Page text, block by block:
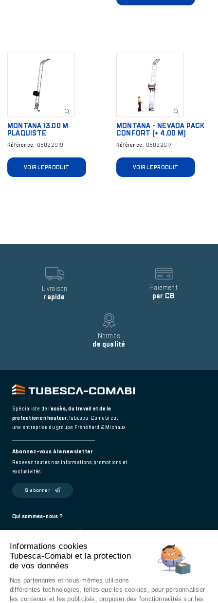
MONTANA 13.00 M
PLAQUISTE
Référence 05022919
VOIR LE PRODUIT
MONTANA - NEVADA PACK
CONFORT (+ 4,00 M)
Référence 05022917
VOIR LE PRODUIT
Livraison
rapide
Paiement
par CB
Normes
de qualité
Spécialiste de l’accès, du travail et de la
protection en hauteur. Tubesca-Comabi est
une entreprise du groupe Frénéhard & Michaux
Abonnez-vous à la newsletter
Recevez toutes nos informations, promotions et
exclusivités.
S’abonner
Footer
main
Qui sommes-nous ?
Politique de confidentialité
Mentions légales
Contact
976 Route de Saint-Bernard
01604 Trévoux - France
9h - 12h / 14h - 18h
Informations cookies
Tubesca-Comabi et la protection
de vos données
Nos partenaires et nous-mêmes utilisons
différentes technologies, telles que les cookies, pour personnaliser
les contenus et les publicités, proposer des fonctionnalités sur les